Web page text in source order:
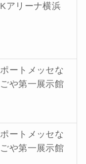
Kアリーナ横浜
ポートメッセな
ごや第一展示館
ポートメッセな
ごや第一展示館